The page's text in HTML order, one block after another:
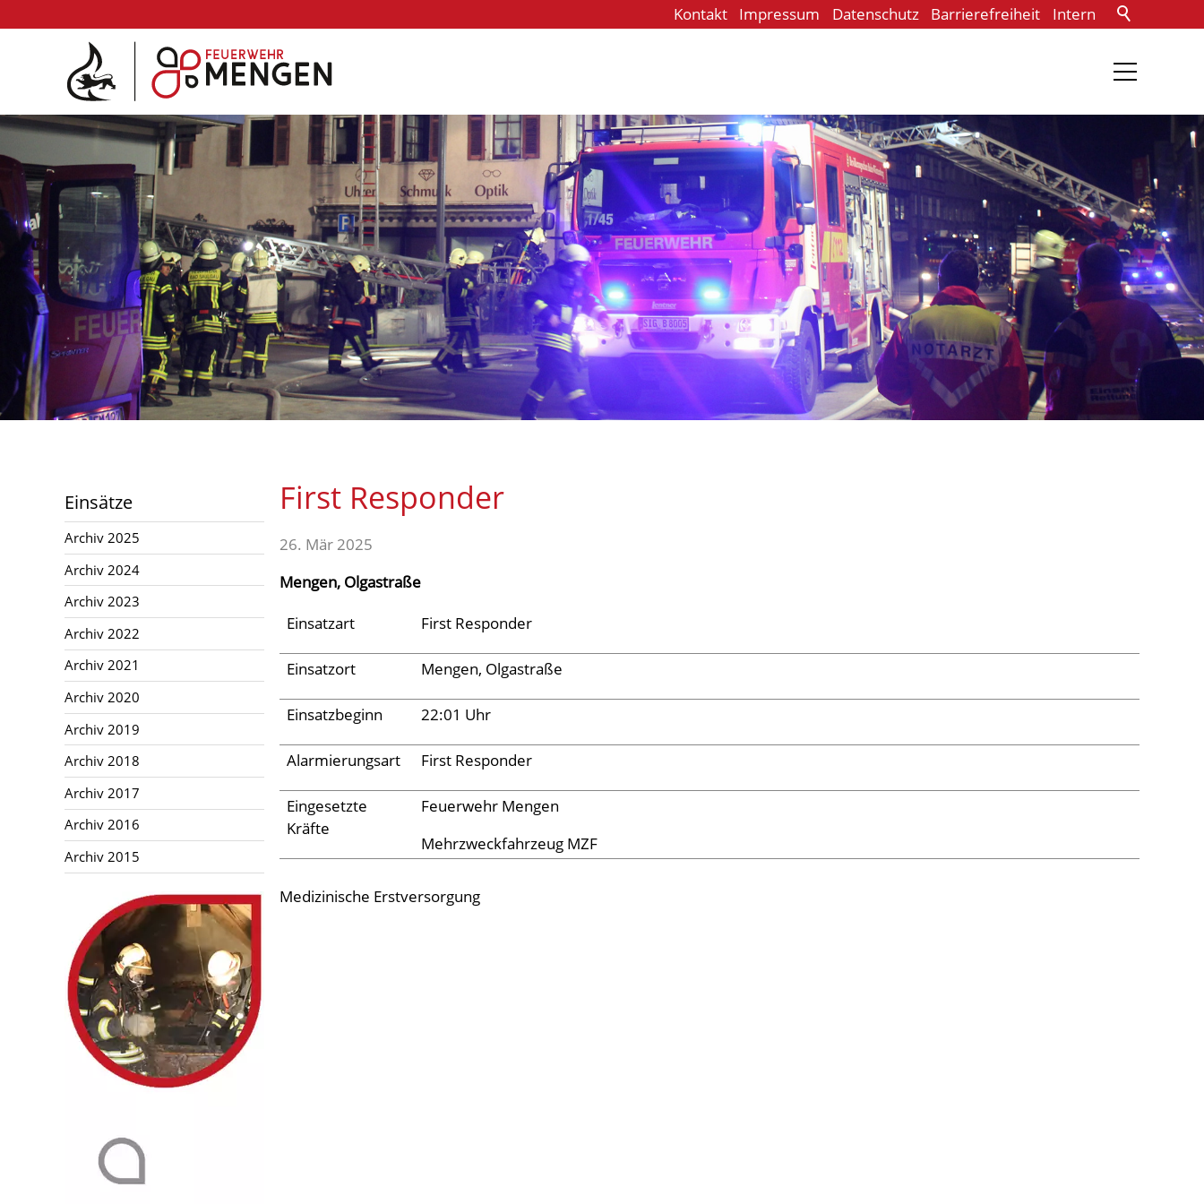
Kontakt Impressum Datenschutz Barrierefreiheit Intern
Die Feuerwehr
Abteilungen & Fachdienste
Fahrzeuge
Einsätze
Archiv 2025
Archiv 2024
Archiv 2021
Archiv 2020
Archiv 2019
Archiv 2018
Archiv 2017
Archiv 2016
Archiv 2015
Jugend
Aktuelles
Links
Einsätze
Archiv 2025
Archiv 2024
Archiv 2023
Archiv 2022
Archiv 2021
Archiv 2020
Archiv 2019
Archiv 2018
Archiv 2017
Archiv 2016
Archiv 2015
First Responder
26. Mär 2025
Mengen, Olgastraße
Einsatzart
First Responder
Einsatzort Mengen, Olgastraße
Einsatzbeginn 22:01 Uhr
Alarmierungsart First Responder
Eingesetzte
Kräfte
Feuerwehr Mengen
Mehrzweckfahrzeug MZF
Medizinische Erstversorgung